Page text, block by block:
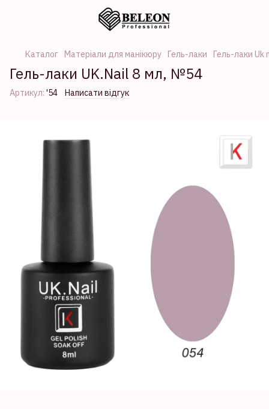
Каталог Матеріали для манікюру Гель-лаки Гель-лаки Uk
Гель-лаки UK.Nail 8 мл, №54
Артикул: '54 Написати відгук